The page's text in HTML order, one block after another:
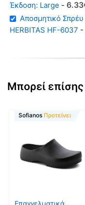
Έκδοση: Large -
price
was:
6 33
Η
τιμή
Αποσμητικό
HERBITAS HF-6037 -
Μπορεί
Sofianos Προτείνει
Επαγγελματικά
Αυτό
έχει
πολλαπλές
παραλλαγές.
μπορούν